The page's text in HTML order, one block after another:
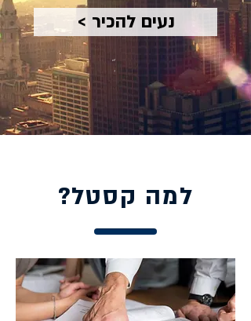
למה קסטל?
< נעים להכיר
דיר
ה